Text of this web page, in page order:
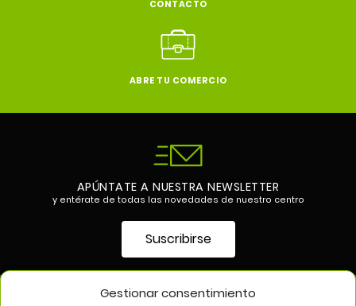
Gestionar consentimiento
CONTACTO
ABRE TU COMERCIO
APÚNTATE A NUESTRA NEWSLETTER
y entérate de todas las novedades de nuestro centro
Suscribirse